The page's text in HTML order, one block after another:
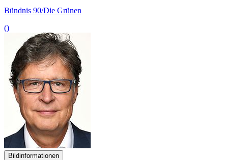
Bündnis 90/Die Grünen
()
Bildinformationen